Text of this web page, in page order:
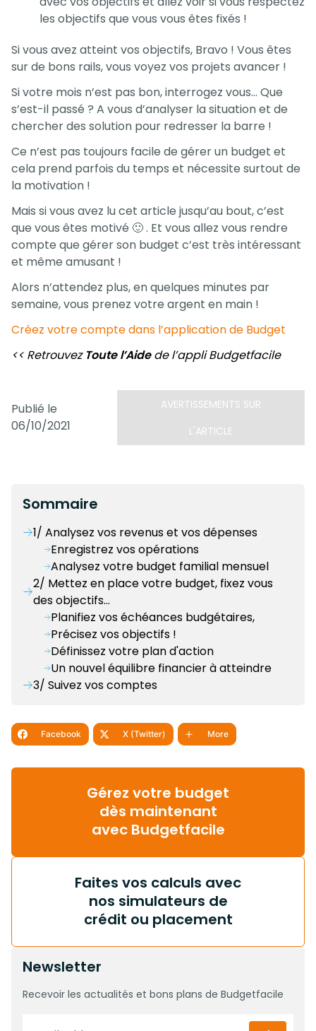
les objectifs que vous vous êtes fixés !
Si vous avez atteint vos objectifs, Bravo ! Vous êtes
sur de bons rails, vous voyez vos projets avancer !
Si votre mois n’est pas bon, interrogez vous… Que
s’est-il passé ? A vous d’analyser la situation et de
chercher des solution pour redresser la barre !
Ce n’est pas toujours facile de gérer un budget et
cela prend parfois du temps et nécessite surtout de
la motivation !
Mais si vous avez lu cet article jusqu’au bout, c’est
que vous êtes motivé 🙂 . Et vous allez vous rendre
compte que gérer son budget c’est très intéressant
et même amusant !
Alors n’attendez plus, en quelques minutes par
semaine, vous prenez votre argent en main !
Créez votre compte dans l’application de Budget
<< Retrouvez Toute l’Aidede l’appli Budgetfacile
Publié le
06/10/2021
AVERTISSEMENTS SUR
L'ARTICLE
Sommaire
1/ Analysez vos revenus et vos dépenses
Enregistrez vos opérations
Analysez votre budget familial mensuel
2/ Mettez en place votre budget, fixez vous
des objectifs…
Planifiez vos échéances budgétaires,
Précisez vos objectifs !
Définissez votre plan d'action
Un nouvel équilibre financier à atteindre
3/ Suivez vos comptes
Facebook X (Twitter) More
Gérez votre budget
dès maintenant
avec Budgetfacile
Faites vos calculs avec
nos simulateurs de
crédit ou placement
Newsletter
Recevoir les actualités et bons plans de Budgetfacile